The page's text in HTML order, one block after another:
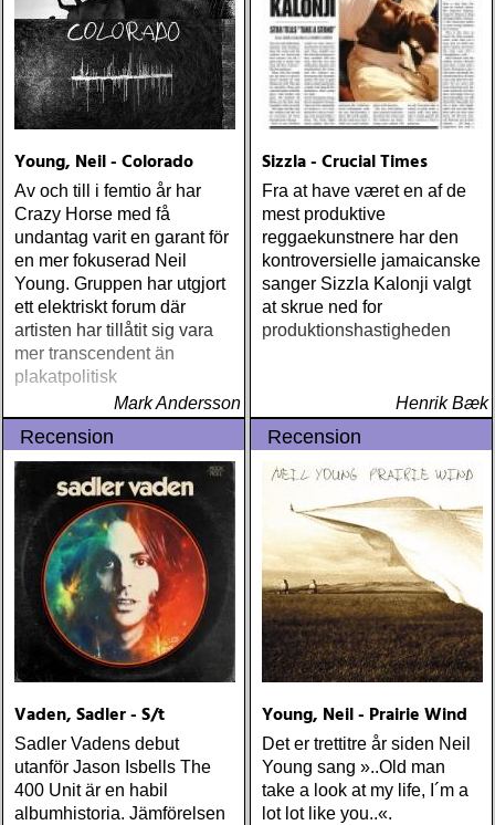
Young, Neil - Colorado
Av och till i femtio år har
Crazy Horse med få
undantag varit en garant för
en mer fokuserad Neil
Young. Gruppen har utgjort
ett elektriskt forum där
artisten har tillåtit sig vara
mer transcendent än
plakatpolitisk
Mark Andersson
Sizzla - Crucial Times
Fra at have været en af de
mest produktive
reggaekunstnere har den
kontroversielle jamaicanske
sanger Sizzla Kalonji valgt
at skrue ned for
produktionshastigheden
Henrik Bæk
Recension
Vaden, Sadler - S/t
Sadler Vadens debut
utanför Jason Isbells The
400 Unit är en habil
albumhistoria. Jämförelsen
Recension
Young, Neil - Prairie Wind
Det er trettitre år siden Neil
Young sang »..Old man
take a look at my life, I´m a
lot lot like you..«.